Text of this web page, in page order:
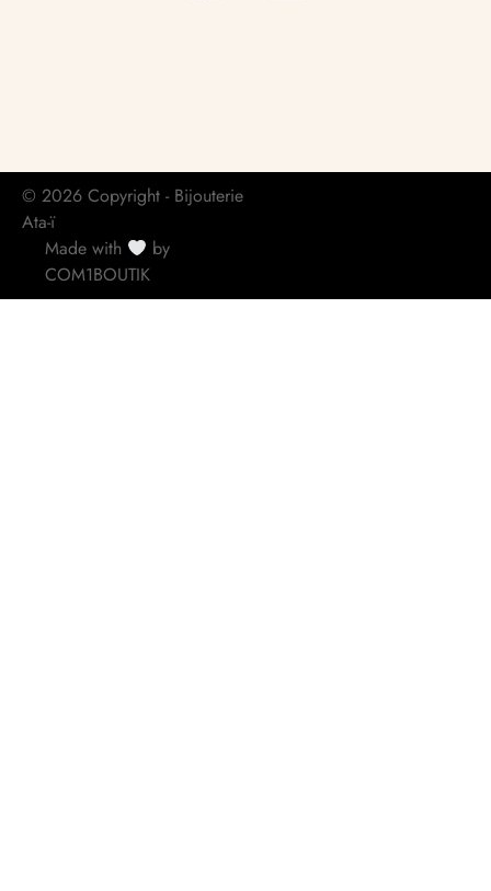
© 2026 Copyright - Bijouterie
Ata-ï
Made with
by
COM1BOUTIK